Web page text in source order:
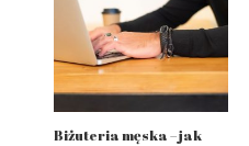
Biżuteria męska – jak